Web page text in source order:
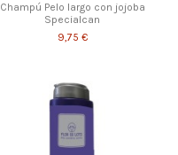
Champú Pelo largo con jojoba
Specialcan
9,75 €